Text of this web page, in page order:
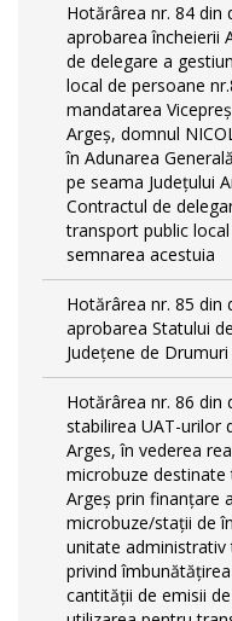
Hotărârea nr. 84 din
aprobarea încheierii
de delegare a
local de persoane
mandatarea
Argeș, domnul
în Adunarea
pe seama Județului
Contractul de
transport public
semnarea acestuia
Hotărârea nr. 85 din
aprobarea Statului
Județene de Drumuri
Hotărârea nr. 86 din
stabilirea UAT-urilor
Arges, în vederea
microbuze destinate
Argeș prin finanțare
microbuze/stații de
unitate administrativ
privind
cantității de emisii